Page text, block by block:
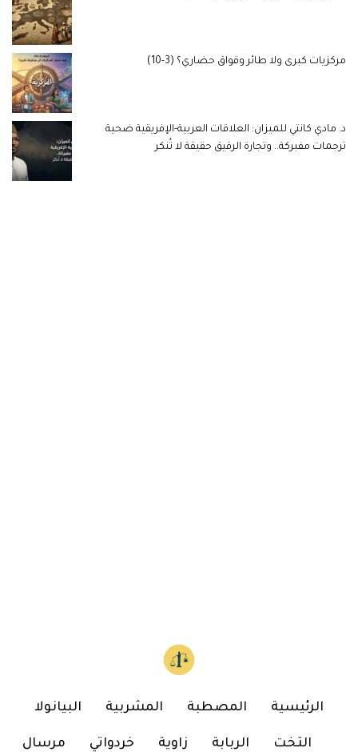
مركزيات كبرى ولا طائر وقواق حضاري؟ (3-10)
د. مادي كانتي للميزان: العلاقات العربية-الإفريقية ضحية
ترجمات مفبركة.. وتجارة الرقيق حقيقة لا تُنكر
الرئيسية المصطبة المشربية البيانولا
التخت الربابة زاوية خردواتي مرسال